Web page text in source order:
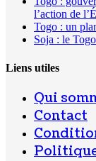
l’action de
Togo : un
Soja : le
Liens utiles
Qui
Contact